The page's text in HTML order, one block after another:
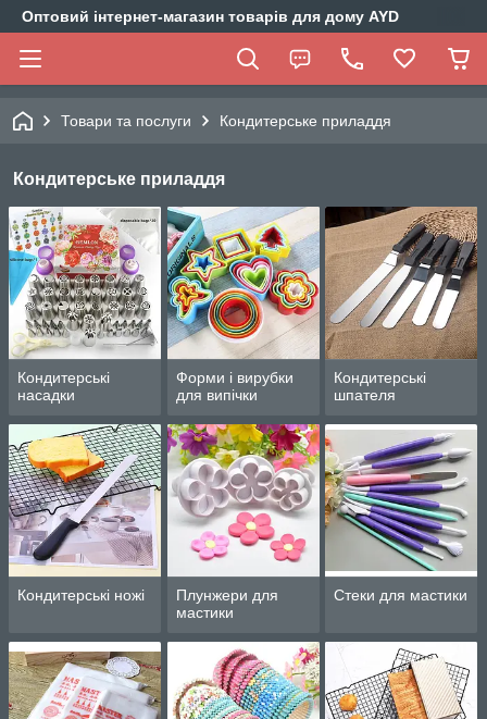
Оптовий інтернет-магазин товарів для дому AYD
Товари та послуги Кондитерське приладдя
Кондитерське приладдя
Кондитерські
насадки
Форми і вирубки
для випічки
Кондитерські
шпателя
Кондитерські ножі
Плунжери для
мастики
Стеки для мастики